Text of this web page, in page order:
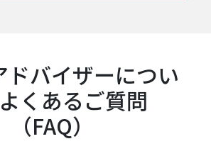
ドバイザーについ
くあるご質問
（FAQ）